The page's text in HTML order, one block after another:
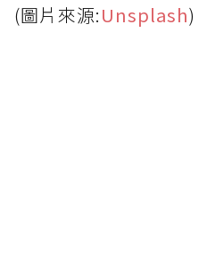
(圖片來源:Unsplash)